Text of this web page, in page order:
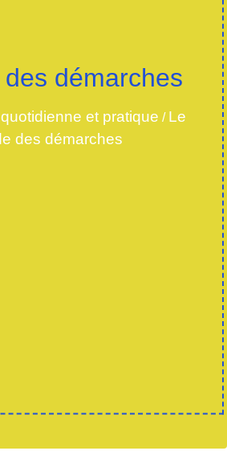
démarches
et pratique / Le
des démarches